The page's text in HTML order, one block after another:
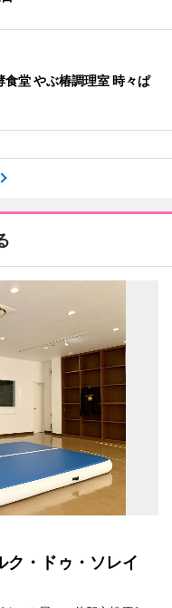
堂 やぶ椿調理室 時々ぱ
・ドゥ・ソレイ